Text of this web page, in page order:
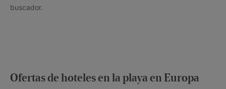
buscador.
Ofertas de hoteles en la playa en Europa